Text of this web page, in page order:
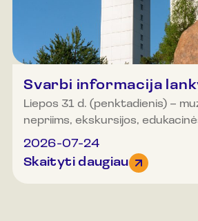
gali registruotis ir kitu
Ekskursijoje gali dalyvauti
skaičius, todėl
Svarbi informacija
Liepos 31 d. (penktadienis) –
nepriims, ekskursijos,
bus neorganizuojamos.
2026-07-24
Skaityti daugiau